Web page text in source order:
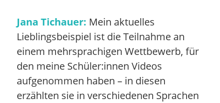
Jana Tichauer: Mein aktuelles
Lieblingsbeispiel ist die Teilnahme an
einem mehrsprachigen Wettbewerb, für
den meine Schüler:innen Videos
aufgenommen haben – in diesen
erzählten sie in verschiedenen Sprachen